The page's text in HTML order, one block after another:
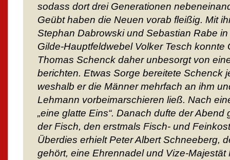
sodass dort drei Generationen
Geübt haben die Neuen vorab fleißig. Mit
Stephan Dabrowski und Sebastian Rabe
Gilde-Hauptfeldwebel Volker Tesch konnte
Thomas Schenck daher unbesorgt von
berichten. Etwas Sorge bereitete Schenck
weshalb er die Männer mehrfach an ihm
Lehmann vorbeimarschieren ließ. Nach
„eine glatte Eins“. Danach dufte der
der Fisch, den erstmals Fisch- und
Überdies erhielt Peter Albert Schneeberg,
gehört, eine Ehrennadel und Vize-